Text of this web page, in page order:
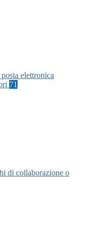
elettronica
71
di collaborazione o